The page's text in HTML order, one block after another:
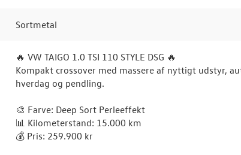
Sortmetal
🔥 VW TAIGO 1.0 TSI 110 STYLE DSG 🔥
Kompakt crossover med massere af nyttigt udstyr,
hverdag og pendling.
🎨 Farve: Deep Sort Perleeffekt
📊 Kilometerstand: 15.000 km
💰 Pris: 259.900 kr